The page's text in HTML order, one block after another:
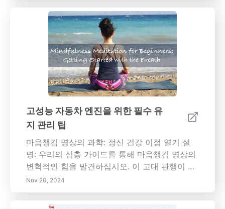
고성능 자동차 엔진을 위한 필수 유
지 관리 팁
마음챙김 명상의 과학: 정신 건강 이점 열기 설
명: 우리의 심층 가이드를 통해 마음챙김 명상의
변혁적인 힘을 발견하십시오. 이 고대 관행이 스
트레스와 불안을 줄이고 집중력과 감정 조절을
개선하여 정신적 웰빙을 향상시키는 방법을 탐
구하세요. 정기적인 명상 연습의 과학적 이점과
Nov 20, 2024